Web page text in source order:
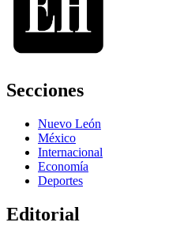
Secciones
Nuevo León
México
Internacional
Economía
Deportes
Editorial